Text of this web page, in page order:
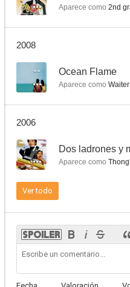
Aparece como 2nd
2008
-- Ocean Flame
Aparece como Waiter
2006
7.4 Dos ladrones y
Aparece como
Ver todo